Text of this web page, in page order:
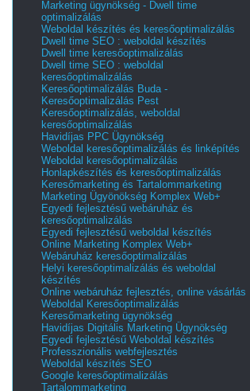
Marketing ügynökség - Dwell time
optimalizálás
Weboldal készítés és keresőoptimalizálás
Dwell time SEO : weboldal készítés
Dwell time keresőoptimalizálás
Dwell time SEO : weboldal
keresőoptimalizálás
Keresőoptimalizálás Buda -
Keresőoptimalizálás Pest
Keresőoptimalizálás, weboldal
keresőoptimalizálás
Havidíjas PPC Ügynökség
Weboldal keresőoptimalizálás és linképítés
Weboldal keresőoptimalizálás
Honlapkészítés és keresőoptimalizálás
Keresőmarketing és Tartalommarketing
Marketing Ügyönökség Komplex Web+
Egyedi fejlesztésű webáruház és
keresőoptimalizálás
Egyedi fejlesztésű weboldal készítés
Online Marketing Komplex Web+
Webáruház keresőoptimalizálás
Helyi keresőoptimalizálás és weboldal
készítés
Online webáruház fejlesztés, online vásárlás
Weboldal Keresőoptimalizálás
Keresőmarketing ügynökség
Havidíjas Digitális Marketing Ügynökség
Egyedi fejlesztésű Weboldal készítés
Professzionális webfejlesztés
Weboldal készítés SEO
Google keresőoptimalizálás
Tartalommarketing